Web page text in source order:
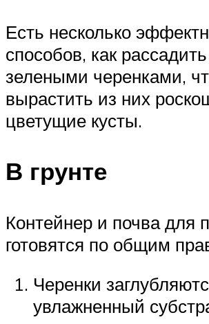
Есть несколько
способов, как
зелеными черенками,
вырастить из них
цветущие кусты.
В грунте
Контейнер и почва для
готовятся по общим
Черенки
увлажненный